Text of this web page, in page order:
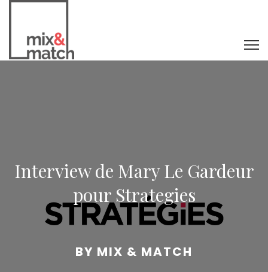
Interview de Mary Le Gardeur
pour Strategies
BY MIX & MATCH